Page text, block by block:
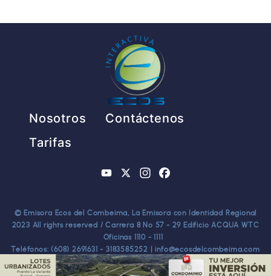
Pie de página
Nosotros
Contáctenos
Tarifas
YouTube
X Instagram
© Emisora Ecos del Combeima, La Emisora con Identidad Regional
2023 All rights reserved / Carrera 8 No 57 - 29 Edificio ACQUA WTC
Oficinas 1110 - 1111
Teléfonos: (608) 2691631 - 3183585252 | info@ecosdelcombeima.com
Ibagué - Tolima. TODOS LOS DERECHOS RESERVADOS